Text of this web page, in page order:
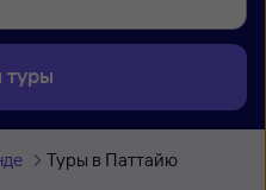
туры
Туры в Паттайю